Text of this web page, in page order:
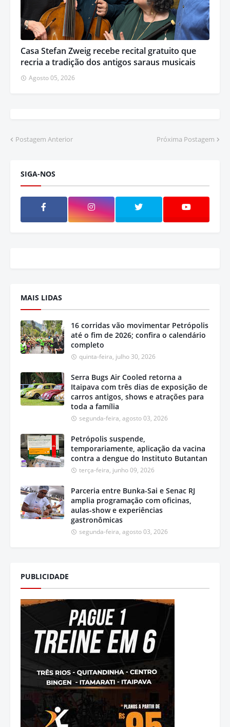
Casa Stefan Zweig recebe recital gratuito que
recria a tradição dos antigos saraus musicais
Agosto 05, 2026
Postagem Anterior Próxima Postagem
SIGA-NOS
MAIS LIDAS
16 corridas vão movimentar Petrópolis
até o fim de 2026; confira o calendário
completo
quinta-feira, julho 30, 2026
Serra Bugs Air Cooled retorna a
Itaipava com três dias de exposição de
carros antigos, shows e atrações para
toda a família
segunda-feira, agosto 03, 2026
Petrópolis suspende,
temporariamente, aplicação da vacina
contra a dengue do Instituto Butantan
terça-feira, junho 09, 2026
Parceria entre Bunka-Sai e Senac RJ
amplia programação com oficinas,
aulas-show e experiências
gastronômicas
segunda-feira, agosto 03, 2026
PUBLICIDADE